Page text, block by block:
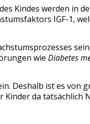
Kindes werden in
IGF-1,
wie Diabetes
Deshalb ist es von
da tatsächlich